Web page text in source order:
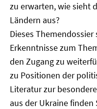
zu erwarten, wie sieht
Ländern aus?
Dieses
Erkenntnisse zum
den Zugang zu
zu Positionen der
Literatur zur
aus der Ukraine finden